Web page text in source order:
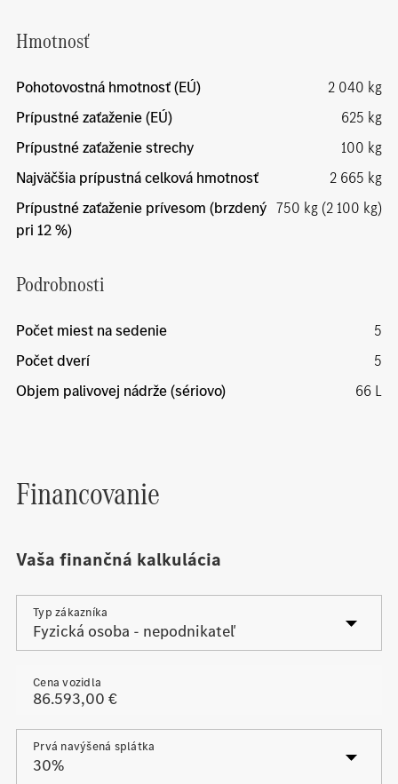
Hmotnosť
Pohotovostná hmotnosť (EÚ)
2 040 kg
Prípustné zaťaženie (EÚ)
625 kg
Prípustné zaťaženie strechy
100 kg
Najväčšia prípustná celková hmotnosť
2 665 kg
Prípustné zaťaženie prívesom (brzdený
pri 12 %)
750 kg (2 100 kg)
Podrobnosti
Počet miest na sedenie
5
Počet dverí
5
Objem palivovej nádrže (sériovo)
66 L
Financovanie
Vaša finančná kalkulácia
Typ zákazníka
Cena vozidla
Prvá navýšená splátka